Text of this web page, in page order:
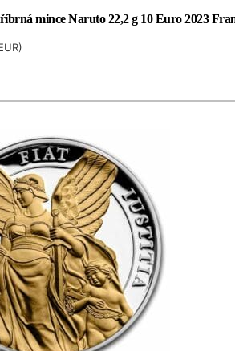
mince Naruto 22,2 g 10 Euro 2023
)